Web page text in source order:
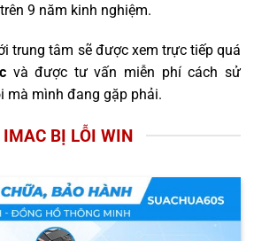
9 năm kinh nghiệm.
trung tâm sẽ được xem trực tiếp quá
và được tư vấn miễn phí cách sử
mà mình đang gặp phải.
IMAC BỊ LỖI WIN